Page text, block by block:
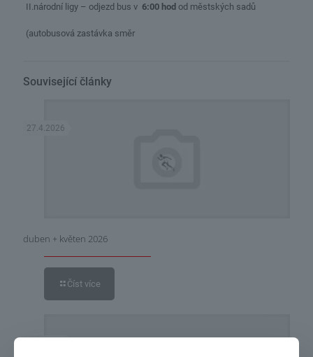
II.národní ligy – odjezd bus v 6:00 hod od městských sadů
(autobusová zastávka směr
Související články
27.4.2026
duben + květen 2026
Číst více